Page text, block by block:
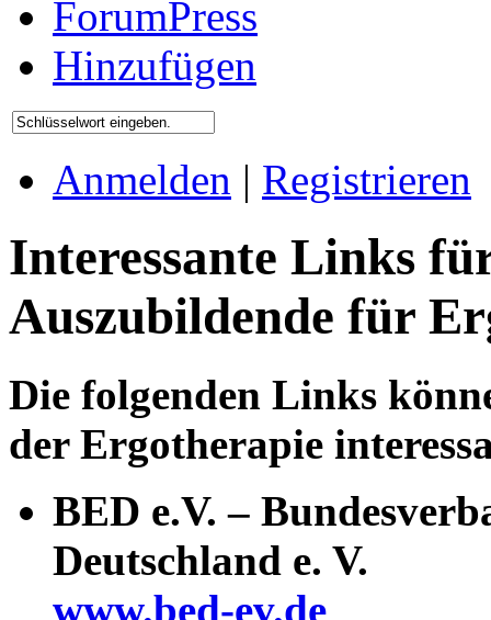
ForumPress
Hinzufügen
Anmelden | Registrieren
Interessante Links
Auszubildende für
Die folgenden Links
der Ergotherapie
BED e.V. –
Deutschland e. V.
www.bed-ev.de